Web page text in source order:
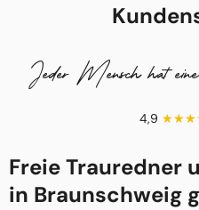
Jeder Mensch hat
4,9
Freie Trauredner
in Braunschweig